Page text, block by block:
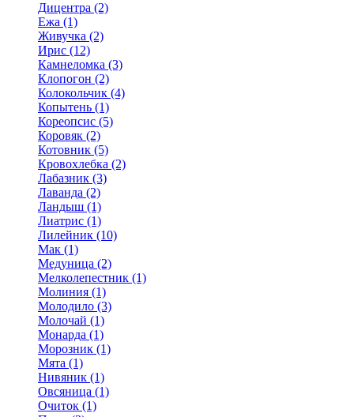
Дицентра (2)
Ежа (1)
Живучка (2)
Ирис (12)
Камнеломка (3)
Клопогон (2)
Колокольчик (4)
Копытень (1)
Кореопсис (5)
Коровяк (2)
Котовник (5)
Кровохлебка (2)
Лабазник (3)
Лаванда (2)
Ландыш (1)
Лиатрис (1)
Лилейник (10)
Мак (1)
Медуница (2)
Мелколепестник (1)
Молиния (1)
Молодило (3)
Молочай (1)
Монарда (1)
Морозник (1)
Мята (1)
Нивяник (1)
Овсяница (1)
Очиток (1)